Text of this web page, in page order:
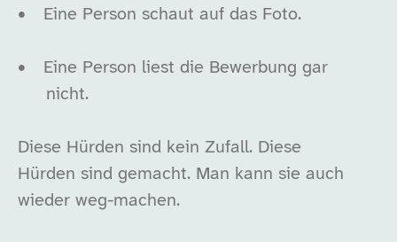
• Eine Person schaut auf das Foto.
•
Eine Person liest die Bewerbung gar
nicht.
Diese Hürden sind kein Zufall. Diese
Hürden sind gemacht. Man kann sie auch
wieder weg-machen.